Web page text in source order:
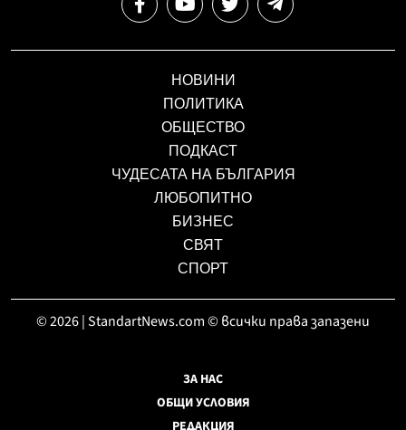
НОВИНИ
ПОЛИТИКА
ОБЩЕСТВО
ПОДКАСТ
ЧУДЕСАТА НА БЪЛГАРИЯ
ЛЮБОПИТНО
БИЗНЕС
СВЯТ
СПОРТ
© 2026 | StandartNews.com © всички права запазени
ЗА НАС
ОБЩИ УСЛОВИЯ